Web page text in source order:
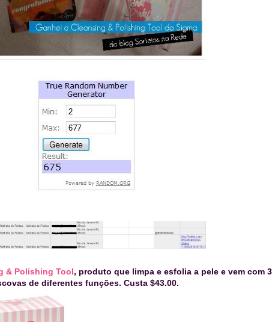
& Polishing Tool, produto que limpa e esfolia a pele e vem com 3
de diferentes funções. Custa $43.00.